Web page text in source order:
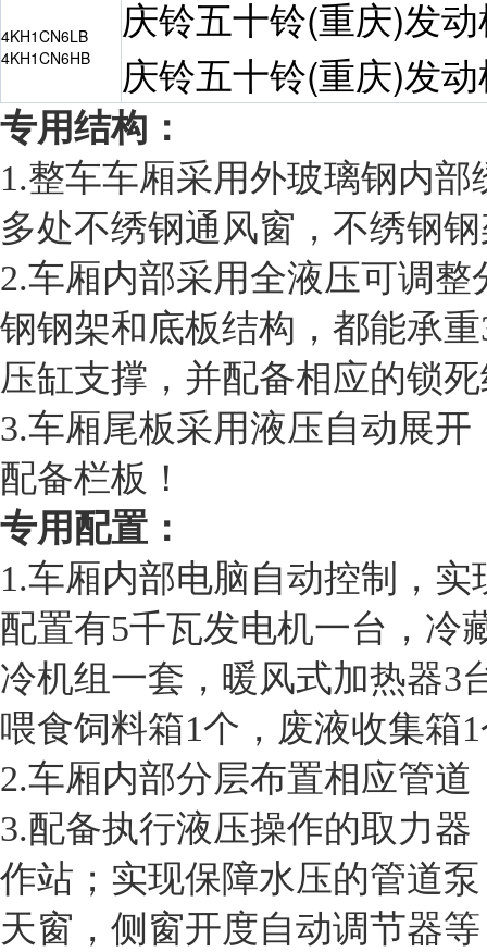
4KH1CN6LB
4KH1CN6HB
庆铃五十铃(重庆)发
庆铃五十铃(重庆)发
专用结构：
1.整车车厢采用外玻璃钢内
多处不绣钢通风窗，不绣钢
2.车厢内部采用全液压可调
钢钢架和底板结构，都能承
压缸支撑，并配备相应的锁
3.车厢尾板采用液压自动展
配备栏板！
专用配置：
1.车厢内部电脑自动控制，
配置有5千瓦发电机一台，冷
冷机组一套，暖风式加热器3
喂食饲料箱1个，废液收集箱
2.车厢内部分层布置相应管道
3.配备执行液压操作的取力
作站；实现保障水压的管道
天窗，侧窗开度自动调节器